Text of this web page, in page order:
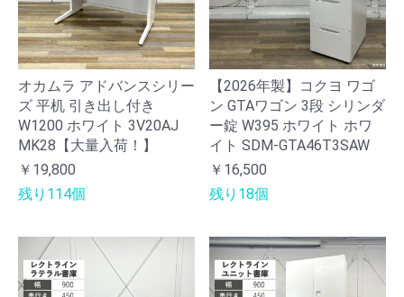
オカムラ アドバンスシリー
ズ 平机 引き出し付き
W1200 ホワイト 3V20AJ
MK28【大量入荷！】
￥19,800
残り114個
【2026年製】コクヨ ワゴ
ン GTAワゴン 3段 シリンダ
ー錠 W395 ホワイト ホワ
イト SDM-GTA46T3SAW
￥16,500
残り18個